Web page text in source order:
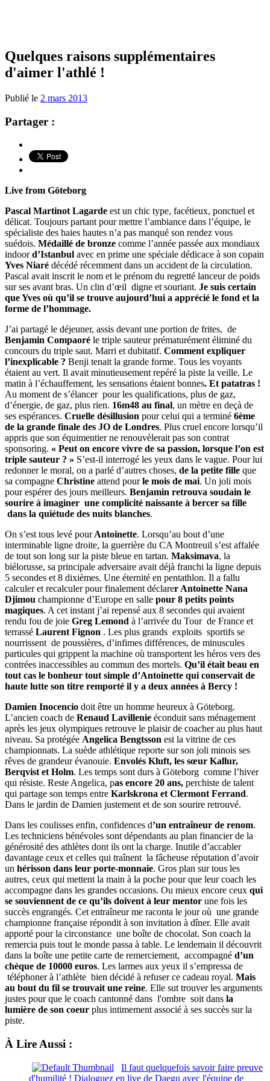
Quelques raisons supplémentaires
d'aimer l'athlé !
Publié le 2 mars 2013
Partager :
Live from Göteborg
Pascal Martinot Lagarde est un chic type, facétieux, ponctuel et
délicat. Toujours partant pour mettre l’ambiance dans l’équipe, le
spécialiste des haies hautes n’a pas manqué son rendez vous
suédois. Médaillé de bronze comme l’année passée aux mondiaux
indoord’Istanbul avec en prime une spéciale dédicace à son copain
Yves Niaré décédé récemment dans un accident de la circulation.
Pascal avait inscrit le nom et le prénom du regretté lanceur de poids
sur ses avant bras. Un clin d’œil digne et souriant. Je suis certain
que Yves où qu’il se trouve aujourd’hui a apprécié le fond et la
forme de l’hommage.
J’ai partagé le déjeuner, assis devant une portion de frites, de
Benjamin Compaoré le triple sauteur prématurément éliminé du
concours du triple saut. Marri et dubitatif. Comment expliquer
l’inexplicable ? Benji tenait la grande forme. Tous les voyants
étaient au vert. Il avait minutieusement repéré la piste la veille. Le
matin à l’échauffement, les sensations étaient bonnes. Et patatras !
Au moment de s’élancer pour les qualifications, plus de gaz,
d’énergie, de gaz, plus rien. 16m48 au final, un mètre en deçà de
ses espérances. Cruelle désillusion pour celui qui a terminé 6ème
de la grande finale des JO de Londres. Plus cruel encore lorsqu’il
appris que son équimentier ne renouvèlerait pas son contrat
sponsoring. « Peut on encore vivre de sa passion, lorsque l’on est
triple sauteur ? » S’est-il interrogé les yeux dans le vague. Pour lui
redonner le moral, on a parlé d’autres choses, de la petite fille que
sa compagne Christine attend pourle mois de mai. Un joli mois
pour espérer des jours meilleurs. Benjamin retrouva soudain le
sourire à imaginer une complicité naissante à bercer sa fille
dans la quiétude des nuits blanches.
On s’est tous levé pourAntoinette. Lorsqu’au bout d’une
interminable ligne droite, la guerrière du CA Montreuil s’est affalée
de tout son long sur la piste bleue en tartan. Maksimava, la
biélorusse, sa principale adversaire avait déjà franchi la ligne depuis
5 secondes et 8 dixièmes. Une éternité en pentathlon. Il a fallu
calculer et recalculer pour finalement déclarer Antoinette Nana
Djimou championne d’Europe en salle pour 8 petits points
magiques. A cet instant j’ai repensé aux 8 secondes qui avaient
rendu fou de joie Greg Lemond à l’arrivée du Tour de France et
terrassé Laurent Fignon . Les plus grands exploits sportifs se
nourrissent de poussières, d’infimes différences, de minuscules
particules qui grippent la machine où transportent les héros vers des
contrées inaccessibles au commun des mortels. Qu’il était beau en
tout cas le bonheur tout simple d’Antoinette qui conservait de
haute lutte son titre remporté il y a deux années à Bercy !
Damien Inocencio doit être un homme heureux à Göteborg.
L’ancien coach de Renaud Lavillenie éconduit sans ménagement
après les jeux olympiques retrouve le plaisir de coacher au plus haut
niveau. Sa protégée Angelica Bengtsson est la vitrine de ces
championnats. La suède athlétique reporte sur son joli minois ses
rêves de grandeur évanouie. Envolés Kluft, les sœur Kallur,
Berqvist et Holm. Les temps sont durs à Göteborg comme l’hiver
qui résiste. Reste Angelica, pas encore 20 ans, perchiste de talent
qui partage son temps entre Karlskrona et Clermont Ferrand.
Dans le jardin de Damien justement et de son sourire retrouvé.
Dans les coulisses enfin, confidences d’un entraîneur de renom.
Les techniciens bénévoles sont dépendants au plan financier de la
générosité des athlètes dont ils ont la charge. Inutile d’accabler
davantage ceux et celles qui traînent la fâcheuse réputation d’avoir
un hérisson dans leur porte-monnaie. Gros plan sur tous les
autres, ceux qui mettent la main à la poche pour que leur coach les
accompagne dans les grandes occasions. Ou mieux encore ceux qui
se souviennent de ce qu’ils doivent à leur mentor une fois les
succès engrangés. Cet entraîneur me raconta le jour où une grande
championne française répondit à son invitation à dîner. Elle avait
apporté pour la circonstance une boîte de chocolat. Son coach la
remercia puis tout le monde passa à table. Le lendemain il découvrit
dans la boîte une petite carte de remerciement, accompagné d’un
chèque de 10000 euros. Les larmes aux yeux il s’empressa de
téléphoner à l’athlète bien décidé à refuser ce cadeau royal. Mais
au bout du fil se trouvait une reine. Elle sut trouver les arguments
justes pour que le coach cantonné dans l'ombre soit dans la
lumière de son coeur plus intimement associé à ses succès sur la
piste.
À Lire Aussi :
Il faut quelquefois savoir faire preuve
d'humilité ! Dialoguez en live de Daegu avec l'équipe de